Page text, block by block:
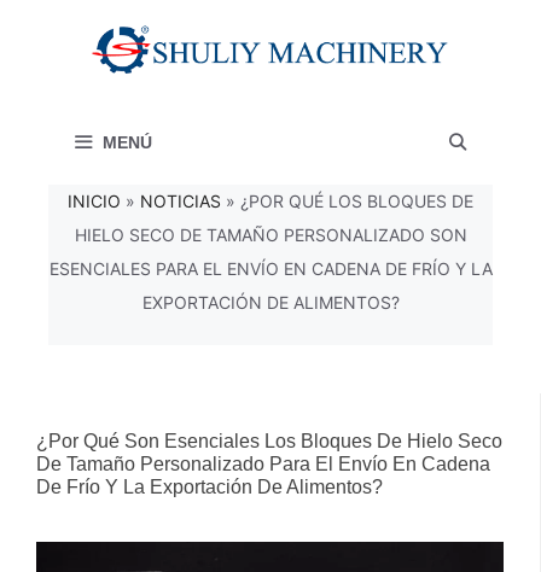
MENÚ
INICIO » NOTICIAS » ¿POR QUÉ LOS BLOQUES DE
HIELO SECO DE TAMAÑO PERSONALIZADO SON
ESENCIALES PARA EL ENVÍO EN CADENA DE FRÍO Y LA
EXPORTACIÓN DE ALIMENTOS?
¿Por Qué Son Esenciales Los Bloques De Hielo Seco
De Tamaño Personalizado Para El Envío En Cadena
De Frío Y La Exportación De Alimentos?